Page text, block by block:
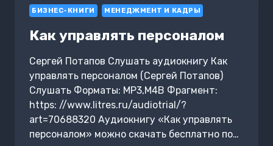
БИЗНЕС-КНИГИ МЕНЕДЖМЕНТ И КАДРЫ
Как управлять персоналом
Сергей Потапов Слушать аудиокнигу Как
управлять персоналом (Сергей Потапов)
Слушать Форматы: MP3,M4B Фрагмент:
https: //www.litres.ru/audiotrial/?
art=70688320 Аудиокнигу «Как управлять
персоналом» можно скачать бесплатно по…